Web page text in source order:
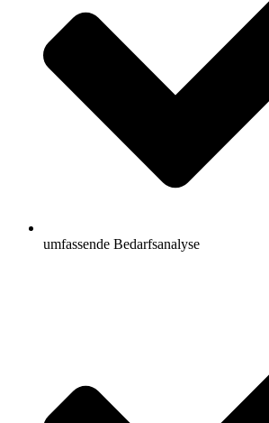
umfassende Bedarfsanalyse